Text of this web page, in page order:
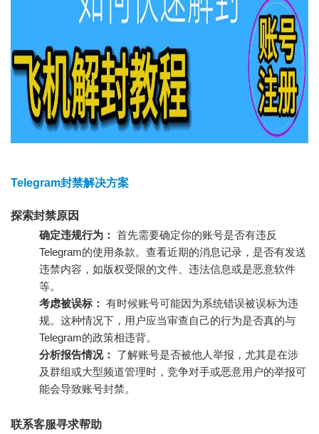
Telegram封禁解决方案
探索封禁原因
确定违规行为： 首先需要确定你的账号是否有违反
Telegram的使用条款。查看近期的消息记录，是否有发送
违禁内容，如版权受限的文件、违法信息或是恶意软件
等。
考虑被误标： 有时候账号可能因为系统错误被误标为违
规。这种情况下，用户应当审查自己的行为是否真的与
Telegram的政策相违背。
分析报告情况：
了解账号是否被他人举报，尤其是在涉
及群组或大型频道管理时，竞争对手或恶意用户的举报可
能会导致账号封禁。
联系客服寻求帮助